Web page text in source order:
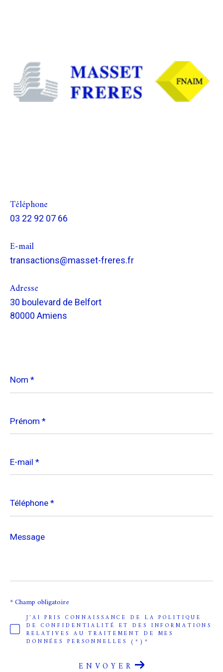
Téléphone
03 22 92 07 66
E-mail
transactions@masset-freres.fr
Adresse
30 boulevard de Belfort
80000 Amiens
*
*
mail
*
*
Message
*
J'AI PRIS CONNAISSANCE DE LA POLITIQUE
DE CONFIDENTIALITÉ ET DES INFORMATIONS
RELATIVES AU TRAITEMENT DE MES
DONNÉES PERSONNELLES (*)*
* Champ obligatoire
ENVOYER